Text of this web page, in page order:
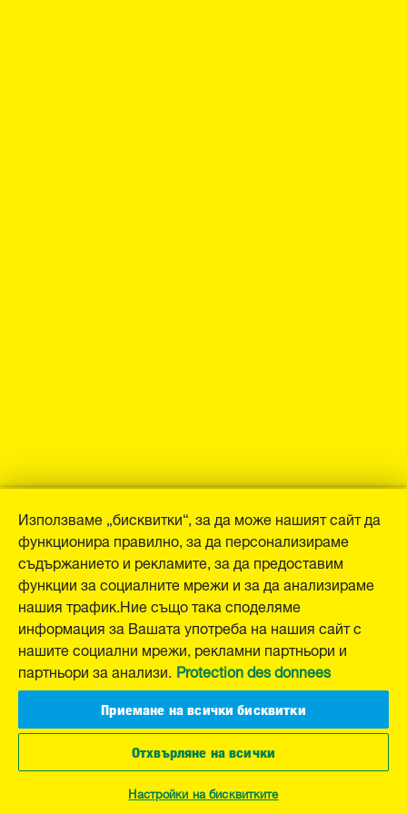
Използваме „бисквитки“, за да може нашият сайт да
функционира правилно, за да персонализираме
съдържанието и рекламите, за да предоставим
функции за социалните мрежи и за да анализираме
нашия трафик.Ние също така споделяме
информация за Вашата употреба на нашия сайт с
нашите социални мрежи, рекламни партньори и
партньори за анализи. Protection des donnees
Приемане на всички бисквитки
Отхвърляне на всички
Настройки на бисквитките